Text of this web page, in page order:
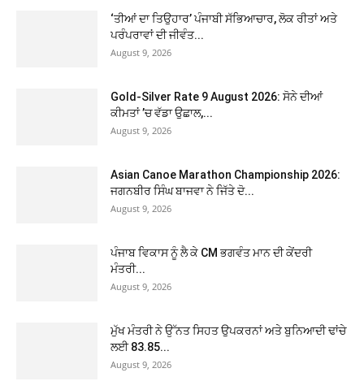
‘ਤੀਆਂ ਦਾ ਤਿਉਹਾਰ’ ਪੰਜਾਬੀ ਸੱਭਿਆਚਾਰ, ਲੋਕ ਰੀਤਾਂ ਅਤੇ
ਪਰੰਪਰਾਵਾਂ ਦੀ ਜੀਵੰਤ...
August 9, 2026
Gold-Silver Rate 9 August 2026: ਸੋਨੇ ਦੀਆਂ
ਕੀਮਤਾਂ ’ਚ ਵੱਡਾ ਉਛਾਲ,...
August 9, 2026
Asian Canoe Marathon Championship 2026:
ਜਗਨਬੀਰ ਸਿੰਘ ਬਾਜਵਾ ਨੇ ਜਿੱਤੇ ਦੋ...
August 9, 2026
ਪੰਜਾਬ ਵਿਕਾਸ ਨੂੰ ਲੈ ਕੇ CM ਭਗਵੰਤ ਮਾਨ ਦੀ ਕੇਂਦਰੀ
ਮੰਤਰੀ...
August 9, 2026
ਮੁੱਖ ਮੰਤਰੀ ਨੇ ਉੱਨਤ ਸਿਹਤ ਉਪਕਰਨਾਂ ਅਤੇ ਬੁਨਿਆਦੀ ਢਾਂਚੇ
ਲਈ 83.85...
August 9, 2026